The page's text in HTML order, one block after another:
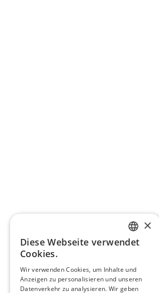
Sanfte goldene Duenen ziehen sich
dem warmen Licht der untergehenden
Gleichgewicht voller Ruhe. Dieses
ENGLISH
GERMAN
×
Diese Webseite verwendet
Cookies.
Wir verwenden Cookies, um Inhalte und
Anzeigen zu personalisieren und unseren
Datenverkehr zu analysieren. Wir geben